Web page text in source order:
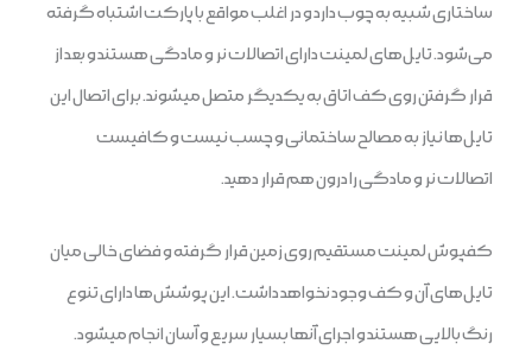
ساختاری شبیه به چوب دارد و در اغلب مواقع با پارکت اشتباه گرفته
می‌شود. تایل‌های لمینت دارای اتصالات نر و مادگی هستند و بعد از
قرار گرفتن روی کف اتاق به یکدیگر متصل میشوند. برای اتصال این
تایل‌ها نیاز به مصالح ساختمانی و چسب نیست و کافیست
اتصالات نر و مادگی را درون هم قرار دهید.
کفپوش لمینت مستقیم روی زمین قرار گرفته و فضای خالی میان
تایل‌های آن و کف وجود نخواهد داشت. این پوشش‌ها دارای تنوع
رنگ بالایی هستند و اجرای آنها بسیار سریع و آسان انجام میشود.